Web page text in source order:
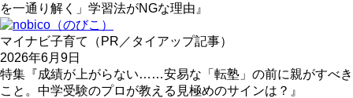
を一通り解く」学習法がNGな理由』
マイナビ子育て（PR／タイアップ記事）
2026年6月9日
特集『成績が上がらない……安易な「転塾」の前に親がすべき
こと。中学受験のプロが教える見極めのサインは？』